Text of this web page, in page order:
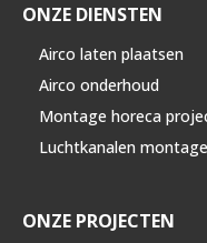
ONZE DIENSTEN
Airco laten plaatsen
Airco onderhoud
Montage horeca
Luchtkanalen montage
ONZE PROJECTEN